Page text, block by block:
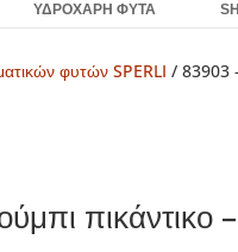
ΥΔΡΟΧΑΡΗ ΦΥΤΑ
φυτών SPERLI / 83903
πικάντικο